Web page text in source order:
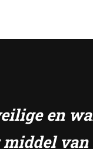
en
van